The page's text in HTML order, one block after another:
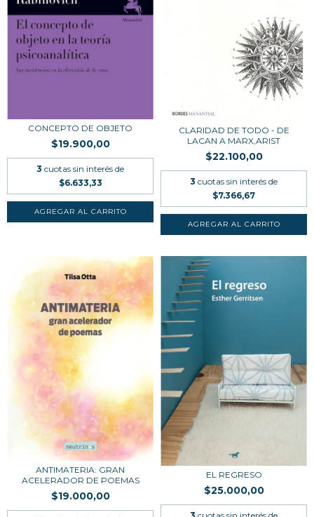
CONCEPTO DE OBJETO
$19.900,00
3 cuotas sin interés de
$6.633,33
CLARIDAD DE TODO - DE
LACAN A MARX,ARIST
$22.100,00
3 cuotas sin interés de
$7.366,67
ANTIMATERIA: GRAN
ACELERADOR DE POEMAS
$19.000,00
EL REGRESO
$25.000,00